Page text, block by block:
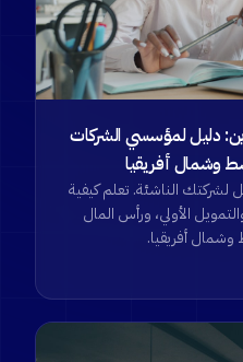
دليل لمؤسسي الشركات
وشمال أفريقيا
الناشئة. تعلم كيفية
الأولي، ورأس المال
أفريقيا.